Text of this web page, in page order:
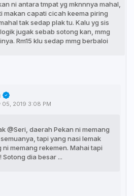
ni antara tmpat yg mknnnya mahal,
makan capati cicah keema piring
tak sedap plak tu. Kalu yg sis
jugak sebab sotong kan, mmg
Rm15 klu sedap mmg berbaloi
05, 2019 3:08 PM
@Seri, daerah Pekan ni memang
tapi yang nasi lemak
ni memang rekemen. Mahai tapi
Sotong dia besar ...